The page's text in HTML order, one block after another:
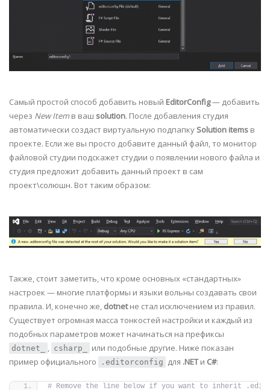
Самый простой способ добавить новый EditorConfig— добавить
через New Itemв ваш solution. После добавления студия
автоматически создаст виртуальную подпапку Solution items в
проекте. Если же вы просто добавите данный файл, то монитор
файловой студии подскажет студии о появлении нового файла и
студия предложит добавить данный проект в сам
проект\солюшн. Вот таким образом:
Также, стоит заметить, что кроме основных «стандартных»
настроек — многие платформы и языки вольны создавать свои
правила. И, конечно же, dotnetне стал исключением из правил.
Существует огромная масса тонкостей настройки и каждый из
подобных параметров может начинаться на префиксы
dotnet_ , csharp_
или подобные другие. Ниже показан
пример официального
.editorconfig для .NETи C#:
# Remove the line below if you want to inherit